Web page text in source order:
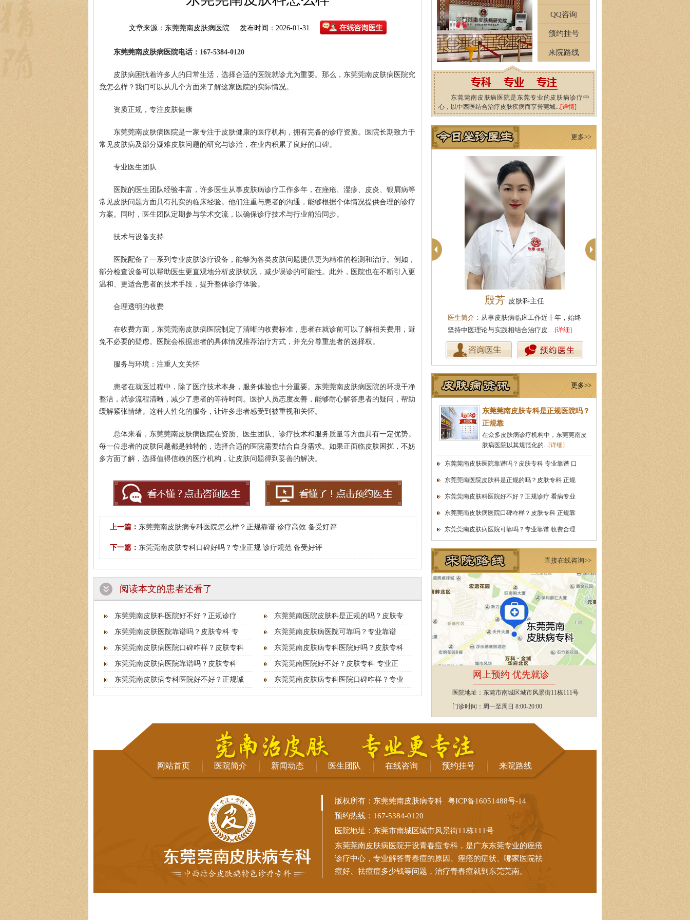
文章来源：东莞莞南皮肤病医院 发布时间：2026-01-31
东莞莞南皮肤病医院电话：167-5384-0120
皮肤病困扰着许多人的日常生活，选择合适的医院就诊尤为重要。那么，东莞莞南皮肤病医院究
竟怎么样？我们可以从几个方面来了解这家医院的实际情况。
资质正规，专注皮肤健康
东莞莞南皮肤病医院是一家专注于皮肤健康的医疗机构，拥有完备的诊疗资质。医院长期致力于
常见皮肤病及部分疑难皮肤问题的研究与诊治，在业内积累了良好的口碑。
专业医生团队
医院的医生团队经验丰富，许多医生从事皮肤病诊疗工作多年，在痤疮、湿疹、皮炎、银屑病等
常见皮肤问题方面具有扎实的临床经验。他们注重与患者的沟通，能够根据个体情况提供合理的诊疗
方案。同时，医生团队定期参与学术交流，以确保诊疗技术与行业前沿同步。
技术与设备支持
医院配备了一系列专业皮肤诊疗设备，能够为各类皮肤问题提供更为精准的检测和治疗。例如，
部分检查设备可以帮助医生更直观地分析皮肤状况，减少误诊的可能性。此外，医院也在不断引入更
温和、更适合患者的技术手段，提升整体诊疗体验。
合理透明的收费
在收费方面，东莞莞南皮肤病医院制定了清晰的收费标准，患者在就诊前可以了解相关费用，避
免不必要的疑虑。医院会根据患者的具体情况推荐治疗方式，并充分尊重患者的选择权。
服务与环境：注重人文关怀
患者在就医过程中，除了医疗技术本身，服务体验也十分重要。东莞莞南皮肤病医院的环境干净
整洁，就诊流程清晰，减少了患者的等待时间。医护人员态度友善，能够耐心解答患者的疑问，帮助
缓解紧张情绪。这种人性化的服务，让许多患者感受到被重视和关怀。
总体来看，东莞莞南皮肤病医院在资质、医生团队、诊疗技术和服务质量等方面具有一定优势。
每一位患者的皮肤问题都是独特的，选择合适的医院需要结合自身需求。如果正面临皮肤困扰，不妨
多方面了解，选择值得信赖的医疗机构，让皮肤问题得到妥善的解决。
上一篇： 东莞莞南皮肤病专科医院怎么样？正规靠谱 诊疗高效 备受好评
下一篇： 东莞莞南皮肤专科口碑好吗？专业正规 诊疗规范 备受好评
阅读本文的患者还看了
东莞莞南皮肤科医院好不好？正规诊疗 东莞莞南医院皮肤科是正规的吗？皮肤专
东莞莞南皮肤医院靠谱吗？皮肤专科 专 东莞莞南皮肤病医院可靠吗？专业靠谱
东莞莞南皮肤病医院口碑咋样？皮肤专科 东莞莞南皮肤病专科医院好吗？皮肤专科
东莞莞南皮肤病医院靠谱吗？皮肤专科 东莞莞南医院好不好？皮肤专科 专业正
东莞莞南皮肤病专科医院好不好？正规诚 东莞莞南皮肤病专科医院口碑咋样？专业
QQ咨询
预约挂号
来院路线
东莞莞南皮肤病医院是东莞专业的皮肤病诊疗中
心，以中西医结合治疗皮肤疾病而享誉莞城...[详情]
更多>>
殷芳 皮肤科主任
医生简介 ：从事皮肤病临床工作近十年，始终
坚持中医理论与实践相结合治疗皮…[详细]
更多>>
东莞莞南皮肤专科是正规医院吗？
正规靠
在众多皮肤病诊疗机构中，东莞莞南皮
肤病医院以其规范化的...[详细]
东莞莞南皮肤医院靠谱吗？皮肤专科 专业靠谱 口
东莞莞南医院皮肤科是正规的吗？皮肤专科 正规
东莞莞南皮肤科医院好不好？正规诊疗 看病专业
东莞莞南皮肤病医院口碑咋样？皮肤专科 正规靠
东莞莞南皮肤病医院可靠吗？专业靠谱 收费合理
直接在线咨询>>
网上预约 优先就诊
医院地址：东莞市南城区城市风景街11栋111号
门诊时间：周一至周日 8:00-20:00
网站首页 医院简介 新闻动态 医生团队 在线咨询 预约挂号 来院路线
版权所有：东莞莞南皮肤病专科
粤ICP备16051488号-14
预约热线：167-5384-0120
医院地址：东莞市南城区城市风景街11栋111号
东莞莞南皮肤病医院开设青春痘专科，是广东东莞专业的痤疮
诊疗中心，专业解答青春痘的原因、痤疮的症状、哪家医院祛
痘好、祛痘痘多少钱等问题，治疗青春痘就到东莞莞南。